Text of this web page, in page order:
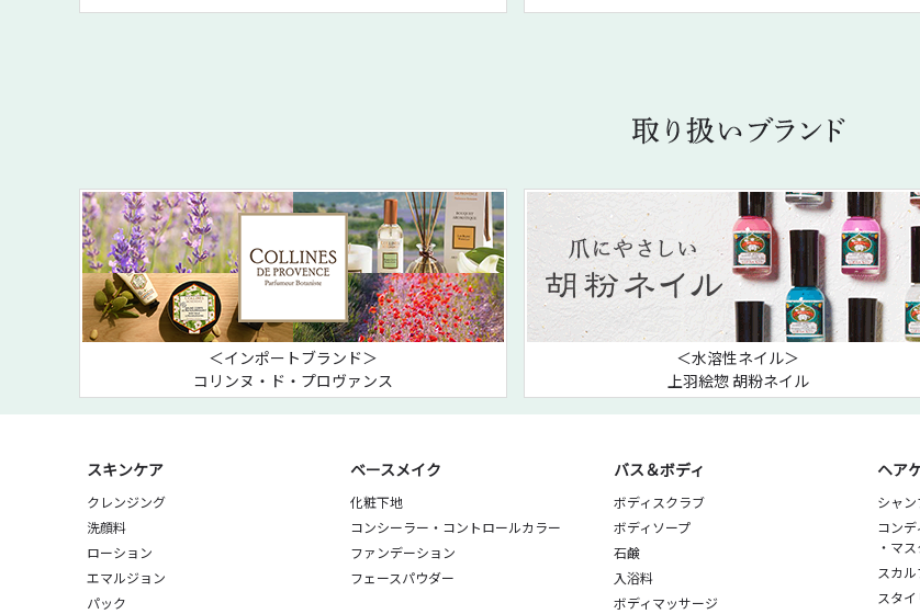
＜インポートブランド＞
コリンヌ・ド・プロヴァンス
＜水溶性ネイル＞
上羽絵惣 胡粉ネイル
スキンケア
クレンジング
洗顔料
ローション
エマルジョン
パック
ベースメイク
化粧下地
コンシーラー・コントロールカラー
ファンデーション
フェースパウダー
バス＆ボディ
ボディスクラブ
ボディソープ
石鹸
入浴料
ボディマッサージ
ヘア
シャン
コン
・マス
スカ
スタ